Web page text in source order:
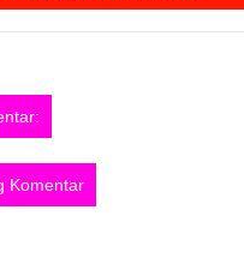
Komentar